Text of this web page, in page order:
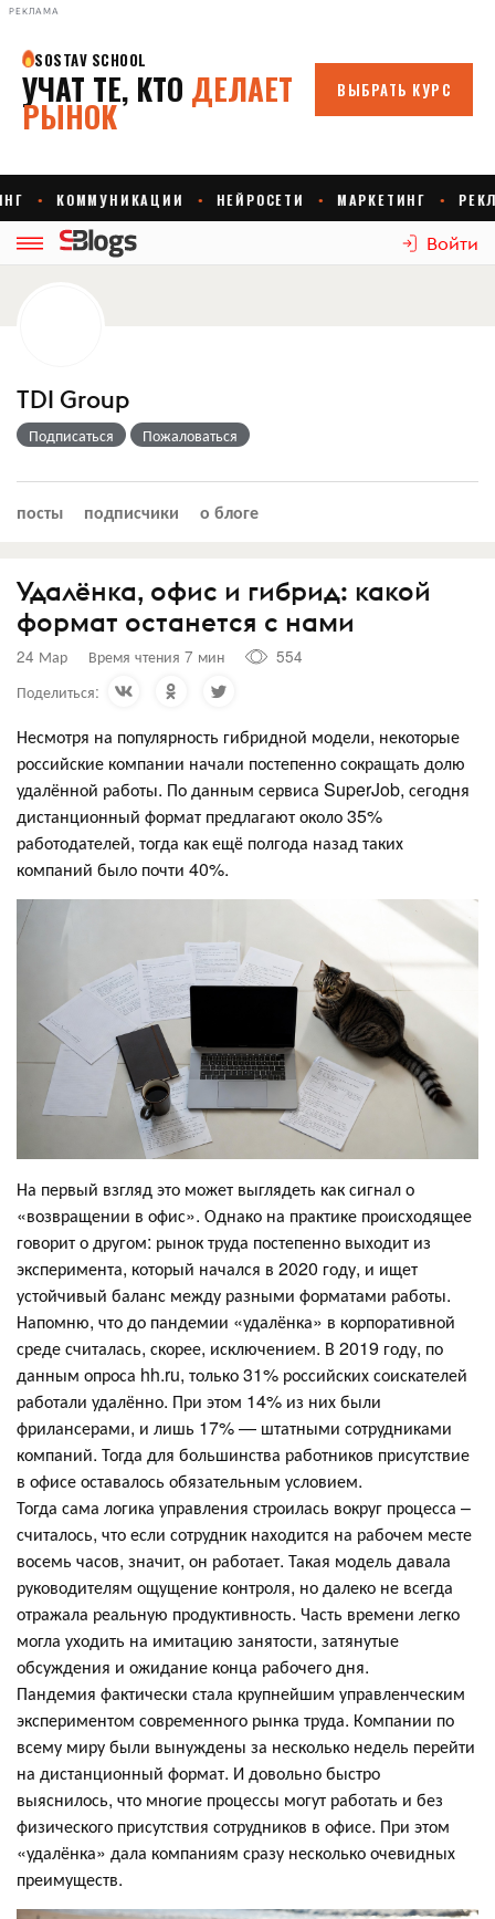
РЕКЛАМА
Войти
TDI Group
Подписаться Пожаловаться
посты подписчики о блоге
Удалёнка, офис и гибрид: какой
формат останется с нами
24 Мар Время чтения 7 мин
554
Поделиться:
Несмотря на популярность гибридной модели, некоторые
российские компании начали постепенно сокращать долю
удалённой работы. По данным сервиса SuperJob, сегодня
дистанционный формат предлагают около 35%
работодателей, тогда как ещё полгода назад таких
компаний было почти 40%.
На первый взгляд это может выглядеть как сигнал о
«возвращении в офис». Однако на практике происходящее
говорит о другом: рынок труда постепенно выходит из
эксперимента, который начался в 2020 году, и ищет
устойчивый баланс между разными форматами работы.
Напомню, что до пандемии «удалёнка» в корпоративной
среде считалась, скорее, исключением. В 2019 году, по
данным опроса hh.ru, только 31% российских соискателей
работали удалённо. При этом 14% из них были
фрилансерами, и лишь 17% — штатными сотрудниками
компаний. Тогда для большинства работников присутствие
в офисе оставалось обязательным условием.
Тогда сама логика управления строилась вокруг процесса –
считалось, что если сотрудник находится на рабочем месте
восемь часов, значит, он работает. Такая модель давала
руководителям ощущение контроля, но далеко не всегда
отражала реальную продуктивность. Часть времени легко
могла уходить на имитацию занятости, затянутые
обсуждения и ожидание конца рабочего дня.
Пандемия фактически стала крупнейшим управленческим
экспериментом современного рынка труда. Компании по
всему миру были вынуждены за несколько недель перейти
на дистанционный формат. И довольно быстро
выяснилось, что многие процессы могут работать и без
физического присутствия сотрудников в офисе. При этом
«удалёнка» дала компаниям сразу несколько очевидных
преимуществ.